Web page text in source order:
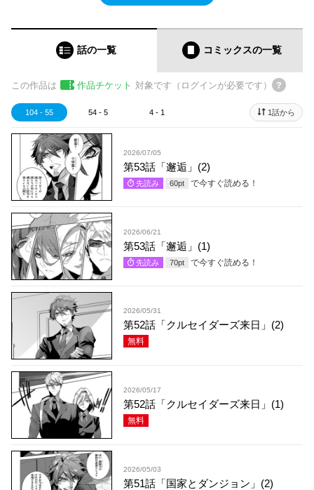
話の一覧 コミックスの一覧
この作品は 作品チケット 対象です（ログインが必要です）
104 - 55 54 - 5 4 - 1 1話から
2026/07/05
第53話「邂逅」(2)
先読み 60pt で今すぐ読める！
2026/06/21
第53話「邂逅」(1)
先読み 70pt で今すぐ読める！
2026/05/31
第52話「クルセイダーズ来日」(2)
無料
2026/05/17
第52話「クルセイダーズ来日」(1)
無料
2026/05/03
第51話「国家とダンジョン」(2)